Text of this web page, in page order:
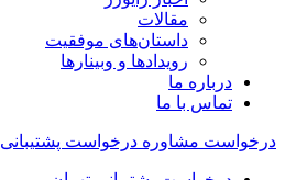
مقالات
داستان‌های موفقیت
رویدادها و وبینارها
درباره ما
تماس با ما
درخواست مشاوره درخواست پشتیبانی